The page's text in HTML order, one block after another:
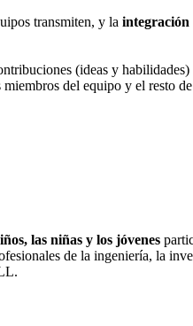
transmiten, y la integración
(ideas y
miembros del equipo y el resto
las niñas y los jóvenes
de la ingeniería, la